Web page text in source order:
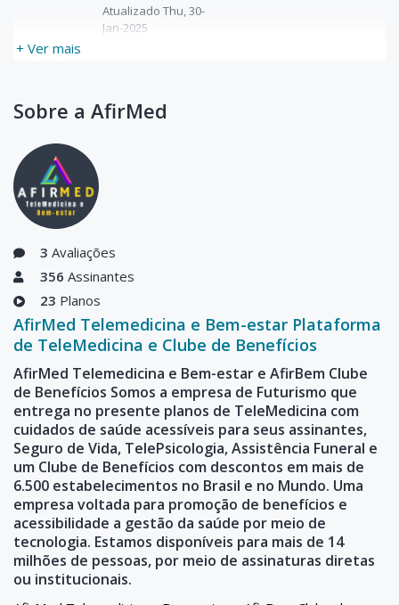
+ Ver mais
Atualizado Thu, 30-
Jan-2025
00:00:00
Clínico Geral 24h
00:00:00
Horas
AfirMed F54
Clínico Geral 24h
+ 12
Especialidades +
Clube Descontos
Atualizado Thu, 30-
Jan-2025
Sobre a AfirMed
3 Avaliações
356 Assinantes
23 Planos
AfirMed Telemedicina e Bem-estar Plataforma
de TeleMedicina e Clube de Benefícios
AfirMed Telemedicina e Bem-estar e AfirBem Clube
de Benefícios Somos a empresa de Futurismo que
entrega no presente planos de TeleMedicina com
cuidados de saúde acessíveis para seus assinantes,
Seguro de Vida, TelePsicologia, Assistência Funeral e
um Clube de Benefícios com descontos em mais de
6.500 estabelecimentos no Brasil e no Mundo. Uma
empresa voltada para promoção de benefícios e
acessibilidade a gestão da saúde por meio de
tecnologia. Estamos disponíveis para mais de 14
milhões de pessoas, por meio de assinaturas diretas
ou institucionais.